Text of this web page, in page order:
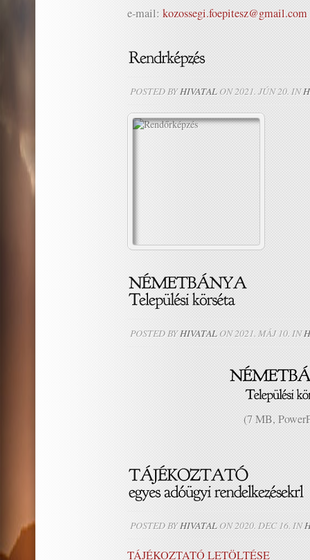
e-mail: kozossegi.foepitesz@gmail.com
POSTED BYHIVATAL ON 2021. JÚN 20. IN
POSTED BYHIVATAL ON 2021. MÁJ 10. IN
(7 MB,
POSTED BYHIVATAL ON 2020. DEC 16. IN
TÁJÉKOZTATÓ LETÖLTÉSE